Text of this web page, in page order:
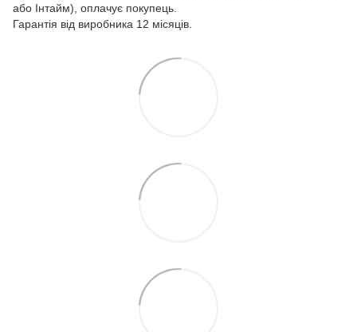
або Інтайм), оплачує покупець.
Гарантія від виробника 12 місяців.